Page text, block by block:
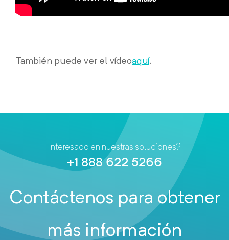
También puede ver el vídeoaquí.
Interesado en nuestras soluciones?
+1 888 622 5266
Contáctenos para obtener
más información